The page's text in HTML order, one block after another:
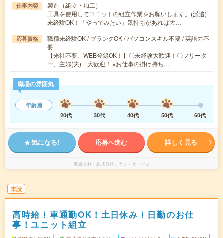
仕事内容
製造（組立・加工）
工具を使用してユニットの組立作業をお願いします。(派遣)
未経験OK！「やってみたい」気持ちがあれば大…
応募資格
職種未経験OK / ブランクOK / パソコンスキル不要 / 英語力不
要
【来社不要、WEB登録OK！】〇未経験大歓迎！〇フリータ
ー、主婦(夫) 大歓迎！ ※お仕事の掛け持ち…
職場の雰囲気
年齢層
20代
30代 40代 50代 60代
気になる! 応募へ進む 詳しく見る
派遣会社 株式会社テクノ・サービス
未読
高時給！車通勤OK！土日休み！日勤のお仕
事！ユニット組立